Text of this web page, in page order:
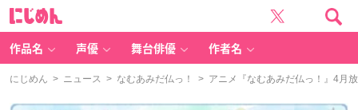
作品名 声優 舞台俳優 作者名
にじめん > ニュース > なむあみだ仏っ！ > アニメ『なむあみだ仏っ！』4月